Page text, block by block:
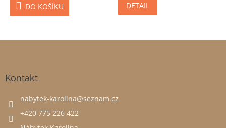
DO KOŠÍKU DETAIL
Kontakt
nabytek-karolina@seznam.cz
+420 775 226 422